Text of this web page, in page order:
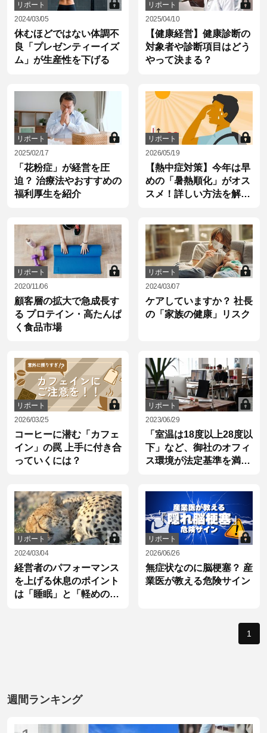
リポート
2024/03/05
休むほどではない体調不
良「プレゼンティーイズ
ム」が生産性を下げる
リポート
2025/04/10
【健康経営】健康診断の
対象者や診断項目はどう
やって決まる？
リポート
2025/02/17
「花粉症」が経営を圧
迫？ 治療法やおすすめの
福利厚生を紹介
リポート
2026/05/19
【熱中症対策】今年は早
めの「暑熱順化」がオス
スメ！詳しい方法を解説
リポート
2020/11/06
顧客層の拡大で急成長す
る プロテイン・高たんぱ
く食品市場
リポート
2024/03/07
ケアしていますか？ 社長
の「家族の健康」リスク
リポート
2026/03/25
コーヒーに潜む「カフェ
イン」の罠 上手に付き合
っていくには？
リポート
2023/06/29
「室温は18度以上28度以
下」など、御社のオフィ
ス環境が法定基準を満た
リポート
2024/03/04
経営者のパフォーマンス
を上げる休息のポイント
は「睡眠」と「軽めの運
リポート
2026/06/26
無症状なのに脳梗塞？ 産
業医が教える危険サイン
1
週間ランキング